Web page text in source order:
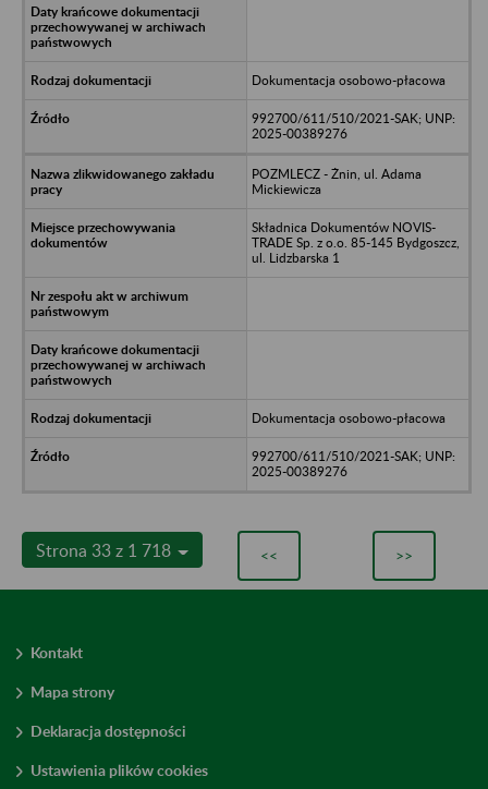
Dokumentacja osobowo-płacowa
992700/611/510/2021-SAK; UNP:
2025-00389276
POZMLECZ - Żnin, ul. Adama
Mickiewicza
Składnica Dokumentów NOVIS-
TRADE Sp. z o.o. 85-145 Bydgoszcz,
ul. Lidzbarska 1
Dokumentacja osobowo-płacowa
992700/611/510/2021-SAK; UNP:
2025-00389276
Strona 33 z 1 718 << >>
Kontakt
Mapa strony
Deklaracja dostępności
Ustawienia plików cookies